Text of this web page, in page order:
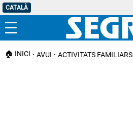
CATALÀ
Menú
🏠 INICI AVUI ACTIVITATS FAMILIARS